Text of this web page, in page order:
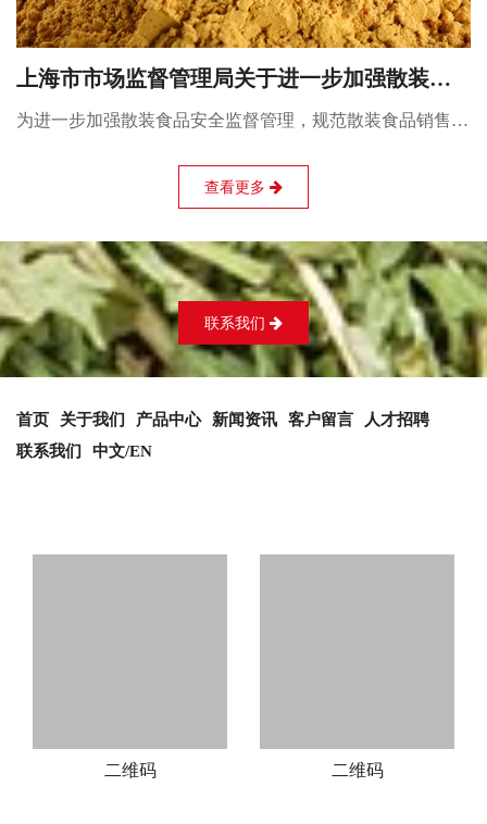
上海市市场监督管理局关于进一步加强散装食
品安全监管工作的通知（沪市监食经〔2024〕
329号）
为进一步加强散装食品安全监督管理，规范散装食品销售经
现就有关事项通知如下：
查看更多
联系我们
首页 关于我们 产品中心 新闻资讯 客户留言
人才招聘
联系我们
中文/EN
二维码 二维码